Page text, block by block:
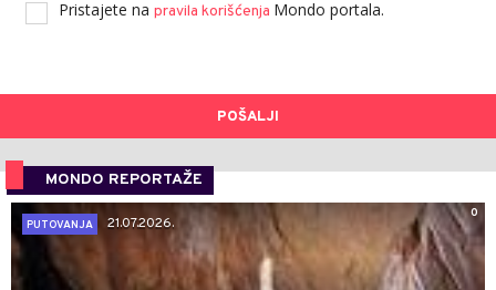
Pristajete na pravila korišćenja Mondo portala.
POŠALJI
MONDO REPORTAŽE
0
PUTOVANJA
21.07.2026.